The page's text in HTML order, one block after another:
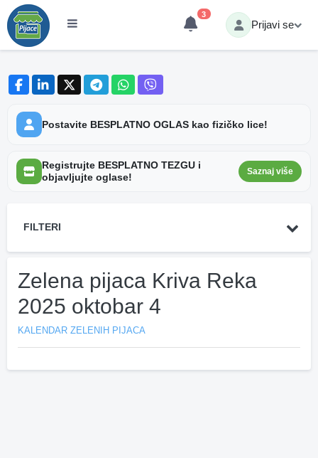
3
Prijavi se
Postavite BESPLATNO OGLAS kao fizičko lice!
Registrujte BESPLATNO TEZGU i
objavljujte oglase!
Saznaj više
FILTERI
Zelena pijaca Kriva Reka
2025 oktobar 4
KALENDAR ZELENIH PIJACA